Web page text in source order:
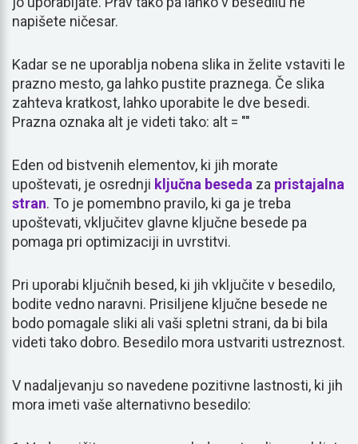
napišete ničesar.
Kadar se ne uporablja nobena slika in želite vstaviti le
prazno mesto, ga lahko pustite praznega. Če slika
zahteva kratkost, lahko uporabite le dve besedi.
Prazna oznaka alt je videti tako: alt = ""
Eden od bistvenih elementov, ki jih morate
upoštevati, je osrednji ključna beseda za pristajalna
stran. To je pomembno pravilo, ki ga je treba
upoštevati, vključitev glavne ključne besede pa
pomaga pri optimizaciji in uvrstitvi.
Pri uporabi ključnih besed, ki jih vključite v besedilo,
bodite vedno naravni. Prisiljene ključne besede ne
bodo pomagale sliki ali vaši spletni strani, da bi bila
videti tako dobro. Besedilo mora ustvariti ustreznost.
V nadaljevanju so navedene pozitivne lastnosti, ki jih
mora imeti vaše alternativno besedilo: